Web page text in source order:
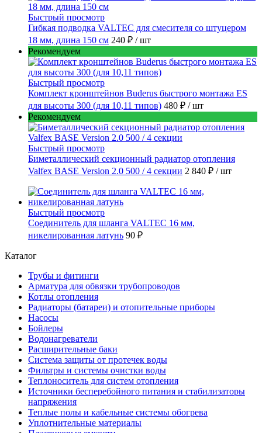
Быстрый просмотр
Гибкая подводка VALTEC для смесителя со штуцером
18 мм, длина 150 см 240 ₽ / шт
Рекомендуем
Быстрый просмотр
Комплект кронштейнов Buderus быстрого монтажа ES
для высоты 300 (для 10,11 типов) 480 ₽ / шт
Рекомендуем
Быстрый просмотр
Биметаллический секционный радиатор отопления
Valfex BASE Version 2.0 500 / 4 секции 2 840 ₽ / шт
Быстрый просмотр
Соединитель для шланга VALTEC 16 мм,
никелированная латунь 90 ₽
Каталог
Трубы и фитинги
Арматура для обвязки трубопроводов
Котлы отопления
Радиаторы (батареи) и отопительные приборы
Насосы
Бойлеры
Водонагреватели
Расширительные баки
Система защиты от протечек воды
Фильтры и системы очистки воды
Теплоноситель для систем отопления
Источники бесперебойного питания и стабилизаторы
напряжения
Теплые полы и кабельные системы обогрева
Уплотнительные материалы